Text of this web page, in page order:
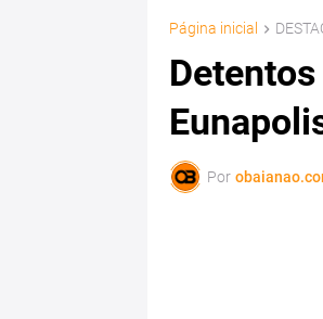
Página inicial
Por